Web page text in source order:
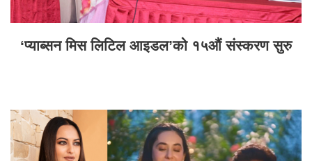
‘प्याब्सन मिस लिटिल आइडल’को १५औं संस्करण सुरु